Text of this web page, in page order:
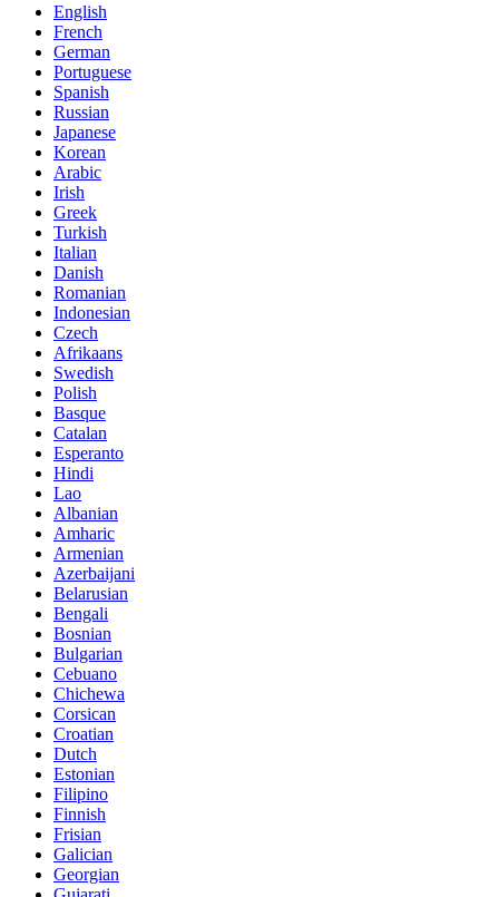
English
French
German
Portuguese
Spanish
Russian
Japanese
Korean
Arabic
Irish
Greek
Turkish
Italian
Danish
Romanian
Indonesian
Czech
Afrikaans
Swedish
Polish
Basque
Catalan
Esperanto
Hindi
Lao
Albanian
Amharic
Armenian
Azerbaijani
Belarusian
Bengali
Bosnian
Bulgarian
Cebuano
Chichewa
Corsican
Croatian
Dutch
Estonian
Filipino
Finnish
Frisian
Galician
Georgian